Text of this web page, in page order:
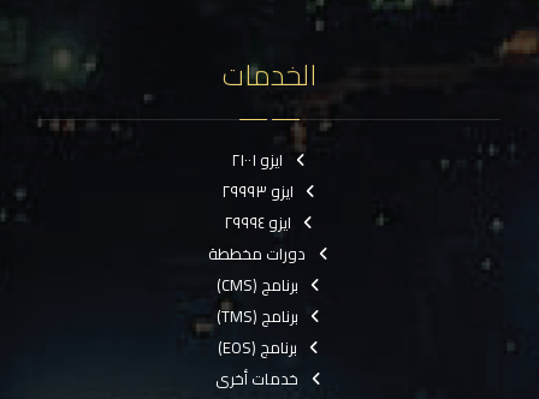
الخدمات
ايزو ٢١٠٠١
ايزو ٢٩٩٩٣
ايزو ٢٩٩٩٤
دورات مخططة
برنامج (CMS)
برنامج (TMS)
برنامج (EOS)
خدمات أخرى